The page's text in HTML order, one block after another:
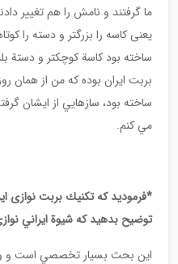
ما گرفتند و نامش را هم تغيير
یعنی كاسه را بزرگتر و دسته را
ساخته بود كاسة كوچكتر و دستة
بربت ايران بوده كه من از همان
ساخته بود، سازهايي از ايشان
مي كنم.
*فرموديد كه تكنيك بربت نوازی
توضيح بدهيد كه شيوة ايراني
اين بحث بسیار تخصصي است و